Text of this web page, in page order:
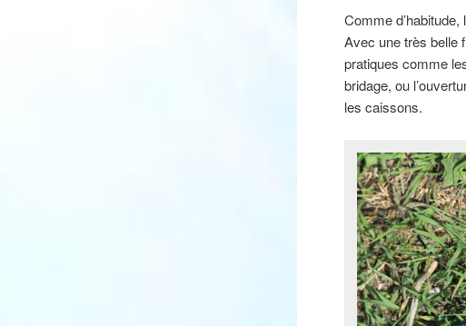
Comme d’habitude,
Avec une très belle
pratiques comme
bridage, ou
les caissons.